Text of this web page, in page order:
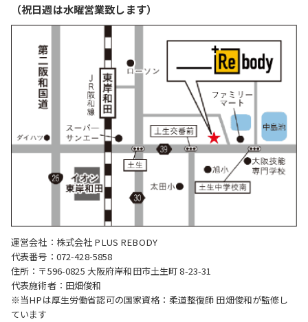
（祝日週は水曜営業致します）
運営会社：株式会社 PLUS REBODY
代表番号：072-428-5858
住所：〒596-0825 大阪府岸和田市土生町 8-23-31
代表施術者：田畑俊和
※当HPは厚生労働省認可の国家資格：柔道整復師 田畑俊和が監修し
ています